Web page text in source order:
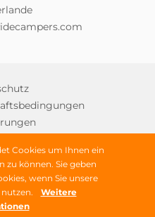
Cookies um Ihnen ein
zu können. Sie geben
wenn Sie unsere
Weitere
Campers